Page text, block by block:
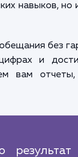
навыков,
без
и
вам